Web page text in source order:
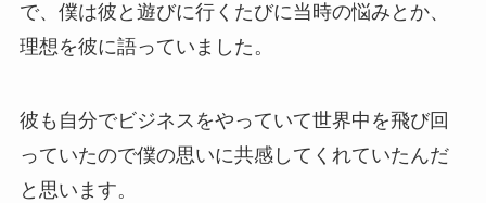
で、僕は彼と遊びに行くたびに当時の悩みとか、
理想を彼に語っていました。
彼も自分でビジネスをやっていて世界中を飛び回
っていたので僕の思いに共感してくれていたんだ
と思います。